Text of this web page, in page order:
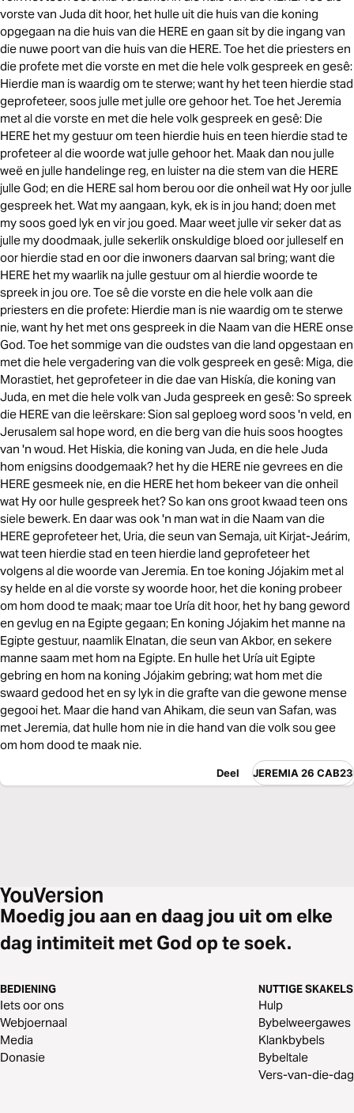
vorste van Juda dit hoor, het hulle uit die huis van die koning
opgegaan na die huis van die HERE en gaan sit by die ingang van
die nuwe poort van die huis van die HERE. Toe het die priesters en
die profete met die vorste en met die hele volk gespreek en gesê:
Hierdie man is waardig om te sterwe; want hy het teen hierdie stad
geprofeteer, soos julle met julle ore gehoor het. Toe het Jeremia
met al die vorste en met die hele volk gespreek en gesê: Die
HERE het my gestuur om teen hierdie huis en teen hierdie stad te
profeteer al die woorde wat julle gehoor het. Maak dan nou julle
weë en julle handelinge reg, en luister na die stem van die HERE
julle God; en die HERE sal hom berou oor die onheil wat Hy oor julle
gespreek het. Wat my aangaan, kyk, ek is in jou hand; doen met
my soos goed lyk en vir jou goed. Maar weet julle vir seker dat as
julle my doodmaak, julle sekerlik onskuldige bloed oor julleself en
oor hierdie stad en oor die inwoners daarvan sal bring; want die
HERE het my waarlik na julle gestuur om al hierdie woorde te
spreek in jou ore. Toe sê die vorste en die hele volk aan die
priesters en die profete: Hierdie man is nie waardig om te sterwe
nie, want hy het met ons gespreek in die Naam van die HERE onse
God. Toe het sommige van die oudstes van die land opgestaan en
met die hele vergadering van die volk gespreek en gesê: Miga, die
Morastiet, het geprofeteer in die dae van Hiskía, die koning van
Juda, en met die hele volk van Juda gespreek en gesê: So spreek
die HERE van die leërskare: Sion sal geploeg word soos 'n veld, en
Jerusalem sal hope word, en die berg van die huis soos hoogtes
van 'n woud. Het Hiskia, die koning van Juda, en die hele Juda
hom enigsins doodgemaak? het hy die HERE nie gevrees en die
HERE gesmeek nie, en die HERE het hom bekeer van die onheil
wat Hy oor hulle gespreek het? So kan ons groot kwaad teen ons
siele bewerk. En daar was ook 'n man wat in die Naam van die
HERE geprofeteer het, Uria, die seun van Semaja, uit Kirjat-Jeárim,
wat teen hierdie stad en teen hierdie land geprofeteer het
volgens al die woorde van Jeremia. En toe koning Jójakim met al
sy helde en al die vorste sy woorde hoor, het die koning probeer
om hom dood te maak; maar toe Uría dit hoor, het hy bang geword
en gevlug en na Egipte gegaan; En koning Jójakim het manne na
Egipte gestuur, naamlik Elnatan, die seun van Akbor, en sekere
manne saam met hom na Egipte. En hulle het Uría uit Egipte
gebring en hom na koning Jójakim gebring; wat hom met die
swaard gedood het en sy lyk in die grafte van die gewone mense
gegooi het. Maar die hand van Ahikam, die seun van Safan, was
met Jeremia, dat hulle hom nie in die hand van die volk sou gee
om hom dood te maak nie.
Deel JEREMIA 26 CAB23
Moedig jou aan en daag jou uit om elke
dag intimiteit met God op te soek.
BEDIENING
Iets oor ons
Webjoernaal
Media
Donasie
NUTTIGE SKAKELS
Hulp
Bybelweergawes
Klankbybels
Bybeltale
Vers-van-die-dag